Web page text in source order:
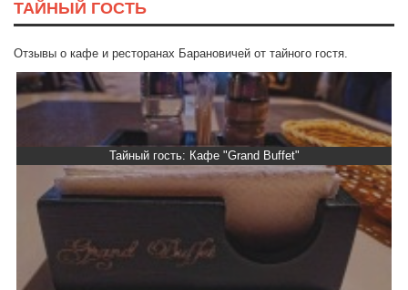
ТАЙНЫЙ ГОСТЬ
Отзывы о кафе и ресторанах Барановичей от тайного гостя.
Тайный гость: Кафе "Grand Buffet"